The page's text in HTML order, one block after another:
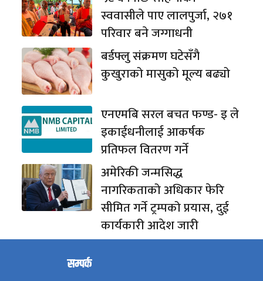
स्ववासीले पाए लालपुर्जा, २७१
परिवार बने जग्गाधनी
बर्डफ्लु संक्रमण घटेसँगै
कुखुराको मासुको मूल्य बढ्यो
एनएमबि सरल बचत फण्ड- इ ले
इकाईधनीलाई आकर्षक
प्रतिफल वितरण गर्ने
अमेरिकी जन्मसिद्ध
नागरिकताको अधिकार फेरि
सीमित गर्ने ट्रम्पको प्रयास, दुई
कार्यकारी आदेश जारी
सम्पर्क